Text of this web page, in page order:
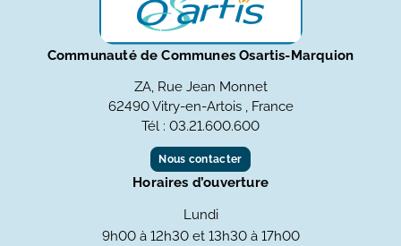
Communauté de Communes Osartis-Marquion
ZA, Rue Jean Monnet
62490 Vitry-en-Artois , France
Tél : 03.21.600.600
Nous contacter
Horaires d’ouverture
Lundi
9h00 à 12h30 et 13h30 à 17h00